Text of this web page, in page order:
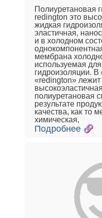
Полиуретановая
redington это
жидкая
эластичная,
и в холодном
мембрана
используемая
гидроизоляции.
«redington»
полиуретановая
результате
качества, как то
химическая,
Подробнее